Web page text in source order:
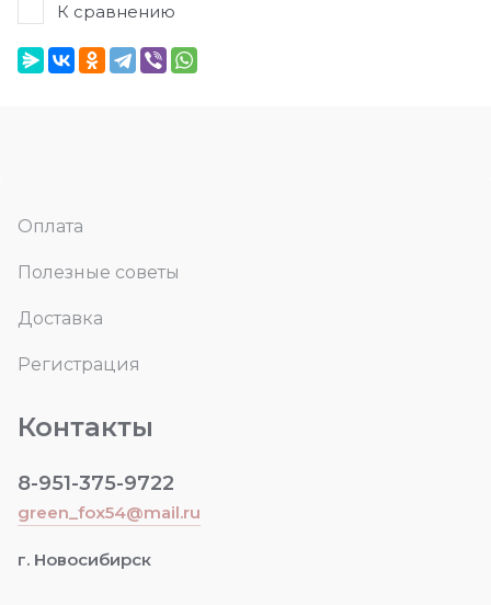
К сравнению
Оплата
Полезные советы
Доставка
Регистрация
Контакты
8-951-375-9722
green_fox54@mail.ru
г. Новосибирск